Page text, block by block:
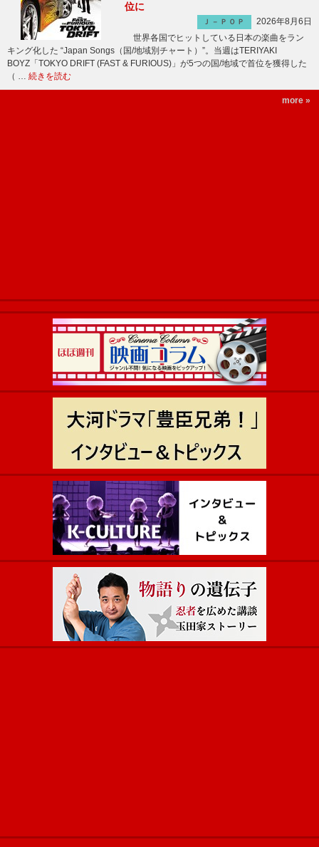
位に
Ｊ－ＰＯＰ
2026年8月6日
世界各国でヒットしている日本の楽曲をラン
キング化した “Japan Songs（国/地域別チャート）”。当週はTERIYAKI
BOYZ「TOKYO DRIFT (FAST & FURIOUS)」が5つの国/地域で首位を獲得した
（ … 続きを読む
more »